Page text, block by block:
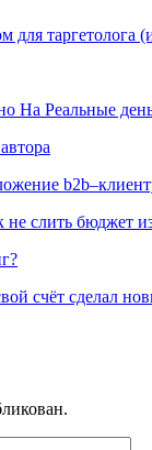
таргетолога
На Реальные
слить бюджет
счёт сделал